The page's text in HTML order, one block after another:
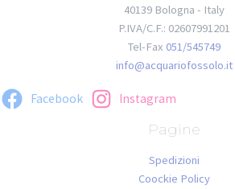
40139 Bologna - Italy
P.IVA/C.F.: 02607991201
Tel-Fax 051/545749
info@acquariofossolo.it
Facebook Instagram
Pagine
Spedizioni
Coockie Policy